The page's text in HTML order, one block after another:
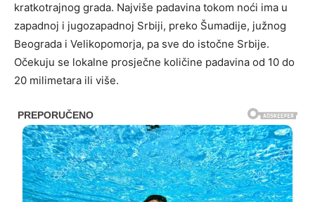
kratkotrajnog grada. Najviše padavina tokom noći ima u
zapadnoj i jugozapadnoj Srbiji, preko Šumadije, južnog
Beograda i Velikopomorja, pa sve do istočne Srbije.
Očekuju se lokalne prosječne količine padavina od 10 do
20 milimetara ili više.